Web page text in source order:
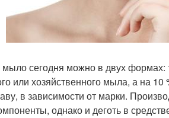
сегодня можно в двух формах:
или хозяйственного мыла, а на
в зависимости от марки.
однако и деготь в